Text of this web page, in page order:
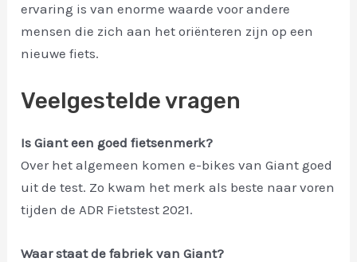
ervaring is van enorme waarde voor andere
mensen die zich aan het oriënteren zijn op een
nieuwe fiets.
Veelgestelde vragen
Is Giant een goed fietsenmerk?
Over het algemeen komen e-bikes van Giant goed
uit de test. Zo kwam het merk als beste naar voren
tijden de ADR Fietstest 2021.
Waar staat de fabriek van Giant?